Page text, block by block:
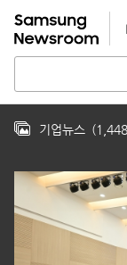
기업뉴스 (1,448